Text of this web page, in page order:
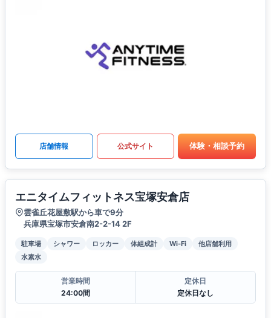
店舗情報 公式サイト 体験・相談予約
エニタイムフィットネス宝塚安倉店
雲雀丘花屋敷駅から車で9分
兵庫県宝塚市安倉南2-2-14 2F
駐車場 シャワー ロッカー 体組成計 Wi-Fi
他店舗利用
水素水
営業時間
24:00間
定休日
定休日なし